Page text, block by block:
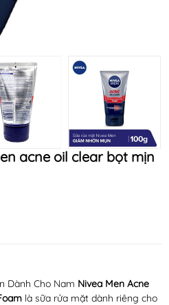
acne oil clear bọt mịn
Dành Cho Nam Nivea Men Acne
là sữa rửa mặt dành riêng cho